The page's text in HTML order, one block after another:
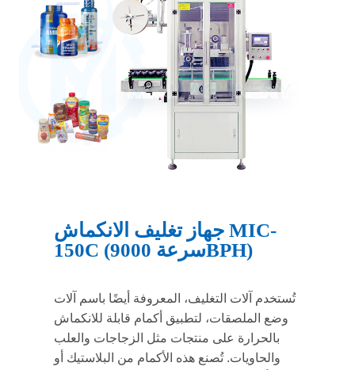
جهاز تغليف الانكماش MIC-
150C (سرعة 9000BPH)
تُستخدم آلات التغليف، المعروفة أيضًا باسم آلات
وضع الملصقات، لتطبيق أكمام قابلة للانكماش
بالحرارة على منتجات مثل الزجاجات والعلب
والحاويات. تُصنع هذه الأكمام من البلاستيك أو